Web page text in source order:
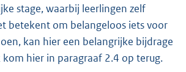
stage, waarbij leerlingen zelf
betekent om belangeloos iets voor
kan hier een belangrijke bijdrage
kom hier in paragraaf 2.4 op terug.